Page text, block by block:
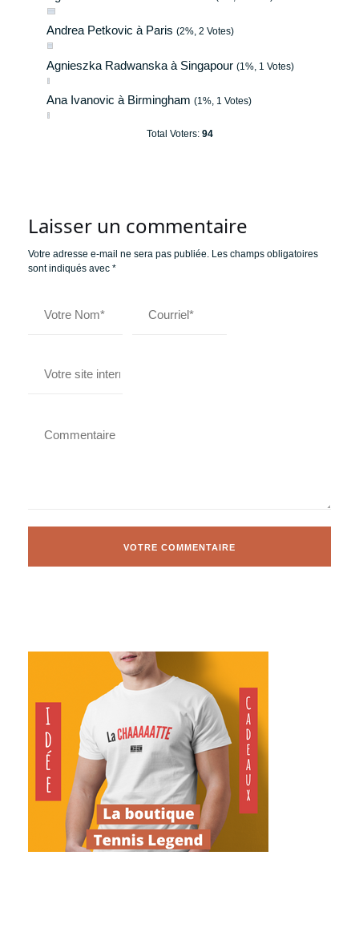
Andrea Petkovic à Paris (2%, 2 Votes)
Agnieszka Radwanska à Singapour (1%, 1 Votes)
Ana Ivanovic à Birmingham (1%, 1 Votes)
Total Voters: 94
Laisser un commentaire
Votre adresse e-mail ne sera pas publiée. Les champs obligatoires
sont indiqués avec *